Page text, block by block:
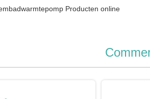
Producten online